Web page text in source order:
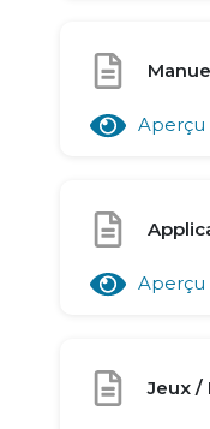
Aperçu
Aperçu
Jeux /